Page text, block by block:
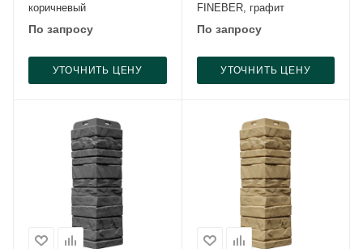
коричневый
По запросу
УТОЧНИТЬ ЦЕНУ
FINEBER, графит
По запросу
УТОЧНИТЬ ЦЕНУ